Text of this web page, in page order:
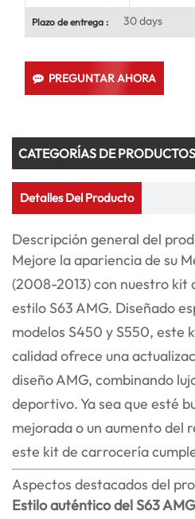
Plazo de entrega : 30 days
PREGUNTAR AHORA
CATEGORÍAS DE PRODUCTOS
Detalles Del Producto
Descripción general del
Mejore la apariencia de su
(2008-2013) con nuestro kit
estilo S63 AMG. Diseñado
modelos S450 y S550, este
calidad ofrece una
diseño AMG, combinando
deportivo. Ya sea que esté
mejorada o un aumento del
este kit de carrocería
Aspectos destacados del
Estilo auténtico del S63